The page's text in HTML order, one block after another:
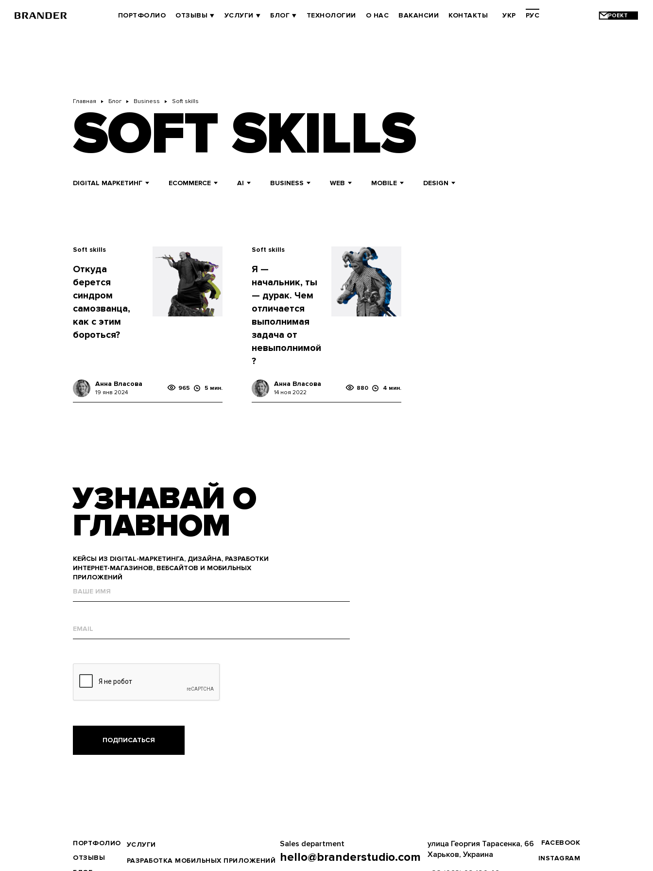
BRANDER
ПОРТФОЛИО ОТЗЫВЫ УСЛУГИ БЛОГ ТЕХНОЛОГИИ О НАС ВАКАНСИИ КОНТАКТЫ УКР РУС
Главная Блог Business Soft skills
SOFT SKILLS
DIGITAL МАРКЕТИНГ ECOMMERCE AI BUSINESS WEB MOBILE DESIGN
Soft skills
Откуда
берется
синдром
самозванца,
как с этим
бороться?
Анна Власова
19 янв 2024
965 5 мин.
Soft skills
Я —
начальник, ты
— дурак. Чем
отличается
выполнимая
задача от
невыполнимой
?
Анна Власова
14 ноя 2022
880 4 мин.
УЗНАВАЙ О
ГЛАВНОМ
КЕЙСЫ ИЗ DIGITAL-МАРКЕТИНГА, ДИЗАЙНА, РАЗРАБОТКИ
ИНТЕРНЕТ-МАГАЗИНОВ, ВЕБСАЙТОВ И МОБИЛЬНЫХ
ПРИЛОЖЕНИЙ
mail
BRANDER
ПОРТФОЛИО
ОТЗЫВЫ
ФУТЕР
УСЛУГИ
РАЗРАБОТКА МОБИЛЬНЫХ ПРИЛОЖЕНИЙ
Sales department
hello@branderstudio.com
улица Георгия Тарасенка, 66
Харьков, Украина
FACEBOOK
INSTAGRAM